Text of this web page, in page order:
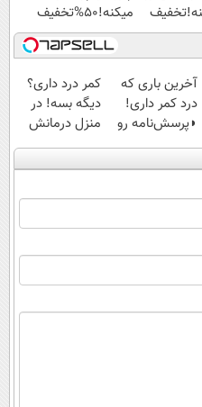
میکنه!50%تخفیف
آخرین باری که
درد کمر داری!
◗پرسش‌نامه رو
پر کن◖
کمر درد داری؟
دیگه بسه! در
منزل درمانش
کن
(◀پرسش‌نامه)